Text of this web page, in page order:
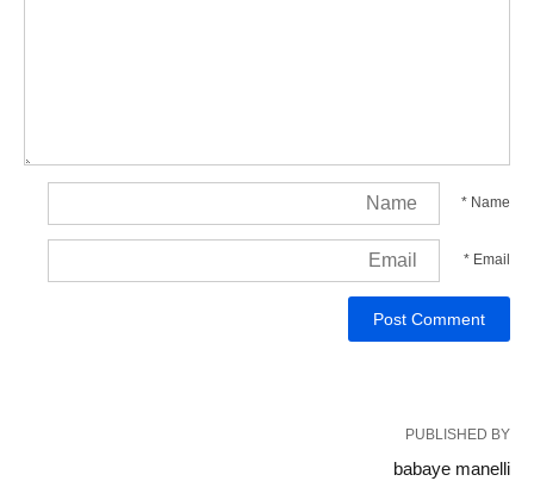
Name
*
Email
*
PUBLISHED BY
babaye manelli